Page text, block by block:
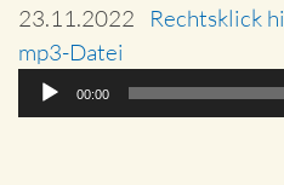
23.11.2022 Rechtsklick
mp3-Datei
Audio-
00:00